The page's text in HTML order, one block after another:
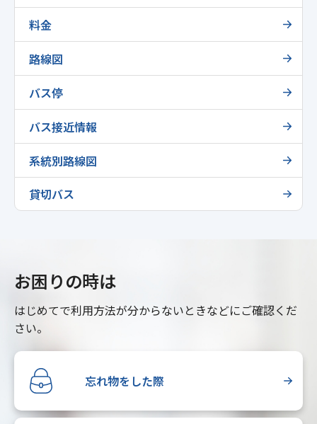
料金
路線図
バス停
バス接近情報
系統別路線図
貸切バス
お困りの時は
はじめてで利用方法が分からないときなどにご確認くだ
さい。
忘れ物をした際